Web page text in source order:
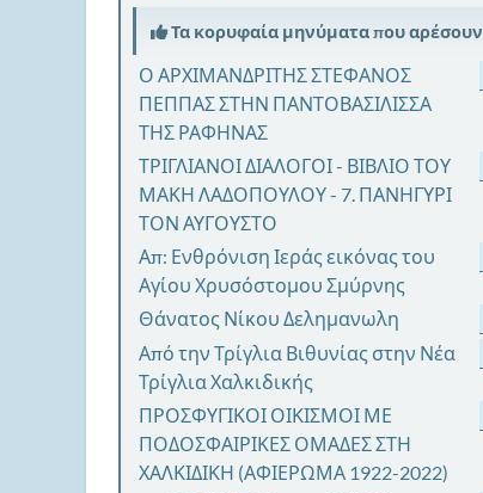
Τα κορυφαία μηνύματα που αρέσουν
Ο ΑΡΧΙΜΑΝΔΡΙΤΗΣ ΣΤΕΦΑΝΟΣ
ΠΕΠΠΑΣ ΣΤΗΝ ΠΑΝΤΟΒΑΣΙΛΙΣΣΑ
ΤΗΣ ΡΑΦΗΝΑΣ
ΤΡΙΓΛΙΑΝΟΙ ΔΙΑΛΟΓΟΙ - ΒΙΒΛΙΟ ΤΟΥ
ΜΑΚΗ ΛΑΔΟΠΟΥΛΟΥ - 7. ΠΑΝΗΓΥΡΙ
ΤΟΝ ΑΥΓΟΥΣΤΟ
Απ: Ενθρόνιση Ιεράς εικόνας του
Αγίου Χρυσόστομου Σμύρνης
Θάνατος Νίκου Δελημανωλη
Από την Τρίγλια Βιθυνίας στην Νέα
Τρίγλια Χαλκιδικής
ΠΡΟΣΦΥΓΙΚΟΙ ΟΙΚΙΣΜΟΙ ΜΕ
ΠΟΔΟΣΦΑΙΡΙΚΕΣ ΟΜΑΔΕΣ ΣΤΗ
ΧΑΛΚΙΔΙΚΗ (ΑΦΙΕΡΩΜΑ 1922-2022)